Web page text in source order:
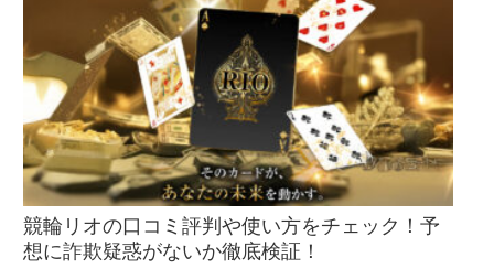
競輪リオの口コミ評判や使い方をチェック！予
想に詐欺疑惑がないか徹底検証！